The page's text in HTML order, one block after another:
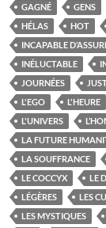
GAGNÉ
GENS
HÉLAS
HOT
INCAPABLE
INÉLUCTABLE
JOURNÉES
L'EGO
L'HEURE
L'UNIVERS
LA FUTURE
LA SOUFFRANCE
LE COCCYX
LE
LÉGÈRES
LES
LES MYSTIQUES